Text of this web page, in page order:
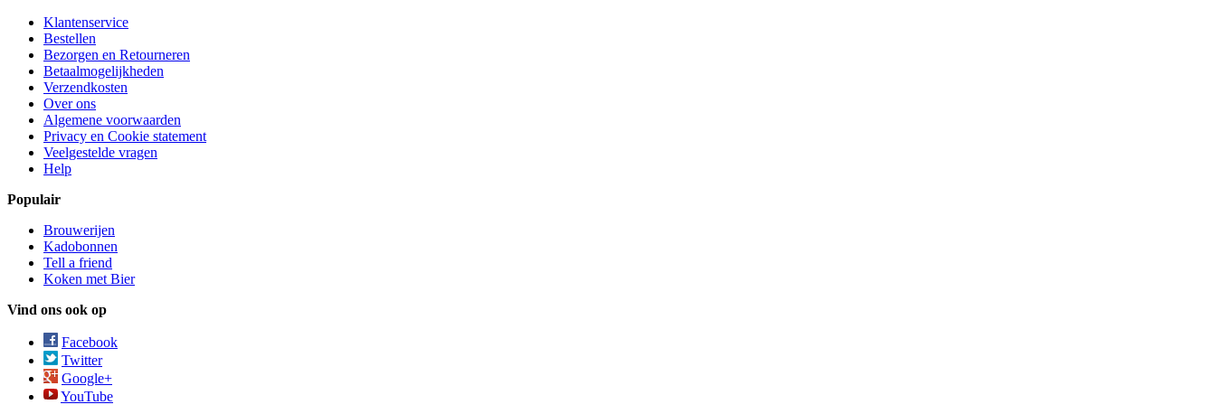
Klantenservice
Bestellen
Bezorgen en Retourneren
Betaalmogelijkheden
Verzendkosten
Over ons
Algemene voorwaarden
Privacy en Cookie statement
Veelgestelde vragen
Help
Populair
Brouwerijen
Kadobonnen
Tell a friend
Koken met Bier
Vind ons ook op
Facebook
Twitter
Google+
YouTube